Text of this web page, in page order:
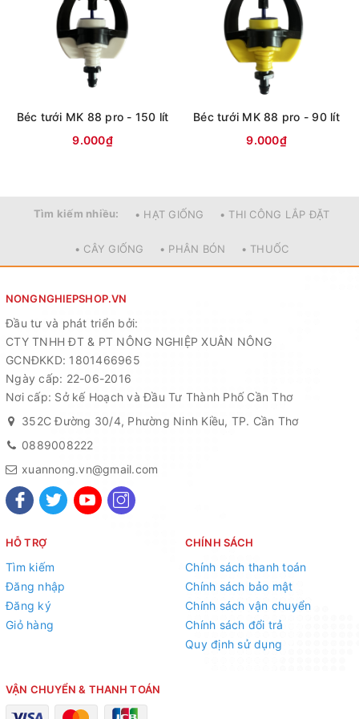
Nước đầu vào đường kính: khoảng.
3mm( kết nối ống 4/7)
CÁCH LẮP ĐẶT HỆ THỐNG
20mm chạy dọc theo hàng cây. Việc
thuộc vào chiều dài của mỗi hàng
cây.
– Tại mỗi gốc sẽ dùng dùi chuyên
dụng đục lỗ trên ống PE và gắn đầu
tưới nhỏ giọt 8 tia trực tiếp lên thân
ống PE. Hoặc có thể nối dài béc tưới
qua 1 đoạn ống 6mm, rồi nối với ống
chính bằng khởi thủy 4/7mm
222 (Zalo)
CTY TNHH ĐẦU TƯ VÀ PHÁT TRIỂN NÔNG NGHIỆP
XUÂN NÔNG
Địa chỉ: 352C Đường 30/4, P. Xuân Khánh, Q. Ninh Kiều,
Béc tưới MK 88 pro - 150 lít
9.000₫
Béc tưới MK 88 pro - 90 lít
9.000₫
Tìm kiếm nhiều: • HẠT GIỐNG • THI CÔNG LẮP ĐẶT
• CÂY GIỐNG • PHÂN BÓN • THUỐC
NONGNGHIEPSHOP.VN
Đầu tư và phát triển bởi:
CTY TNHH ĐT & PT NÔNG NGHIỆP XUÂN NÔNG
GCNĐKKD: 1801466965
Ngày cấp: 22-06-2016
Nơi cấp: Sở kế Hoạch và Đầu Tư Thành Phố Cần Thơ
352C Đường 30/4, Phường Ninh Kiều, TP. Cần Thơ
0889008222
xuannong.vn@gmail.com
HỖ TRỢ
Tìm kiếm
Đăng nhập
Đăng ký
Giỏ hàng
CHÍNH SÁCH
Chính sách thanh toán
Chính sách bảo mật
Chính sách vận chuyển
Chính sách đổi trả
Quy định sử dụng
VẬN CHUYỂN & THANH TOÁN